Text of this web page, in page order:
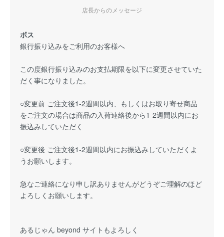
店長からのメッセージ
ボス
銀行振り込みをご利用のお客様へ
この度銀行振り込みのお支払期限を以下に変更させていた
だく事になりました。
○変更前 ご注文後1-2週間以内、もしくはお取り寄せ商品
をご注文の場合は商品の入荷連絡後から1-2週間以内にお
振込みしていただく
○変更後 ご注文後1-2週間以内にお振込みしていただくよ
うお願いします。
急なご連絡になり申し訳ありませんがどうぞご理解のほど
よろしくお願いします。
あるじゃん beyond サイトもよろしく